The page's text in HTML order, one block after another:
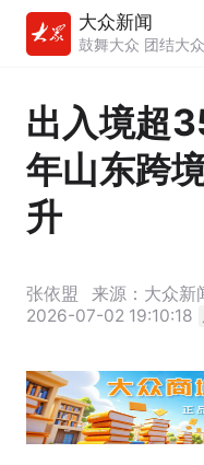
大众新闻
鼓舞大众 团结大
出入境超
年山东跨
升
张依盟
来源：大众新
2026-07-02 19:10:18